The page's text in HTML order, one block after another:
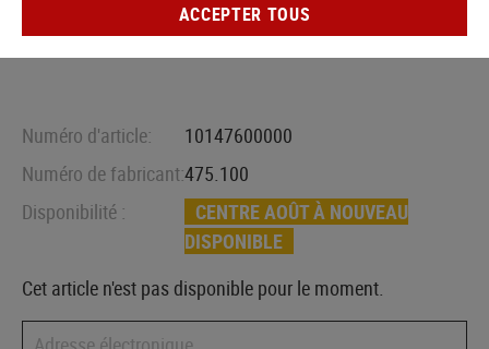
Numéro d'article:
10147600000
Numéro de fabricant:475.100
Disponibilité :
CENTRE AOÛT À NOUVEAU
DISPONIBLE
Cet article n'est pas disponible pour le moment.
ACCEPTER TOUS